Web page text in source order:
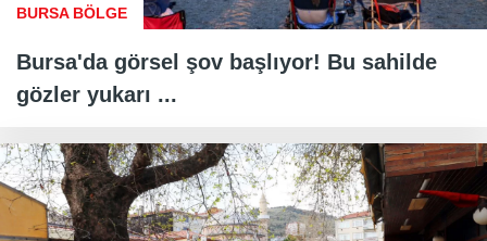
BURSA BÖLGE
Bursa'da görsel şov başlıyor! Bu sahilde
gözler yukarı ...